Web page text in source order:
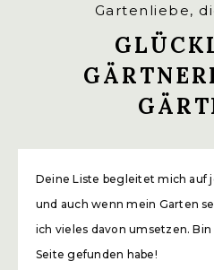
Gartenliebe,
Deine Liste begleitet mich auf
und auch wenn mein Garten
ich vieles davon umsetzen.
Seite gefunden habe!